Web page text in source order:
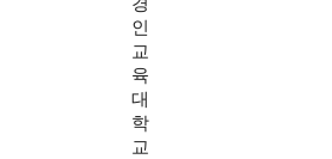
경
인
교
육
대
학
교